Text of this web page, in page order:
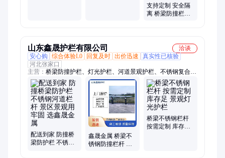
支持定制 安全隔
离 桥梁防撞栏杆
山东鑫晟护栏有限公司
洽谈
安心购
综合体验L0 回复及时 出价迅速
真实性已核验
河北张家口
主营： 桥梁防撞护栏、灯光护栏、河道景观护栏、不锈钢复合管
护栏、防撞护栏、铝合金护栏
配送到家 防撞桥
梁防护栏 不锈钢
鑫晟金属 桥梁不
锈钢防撞栏杆 配
桥梁不锈钢栏杆
按需定制 库存足